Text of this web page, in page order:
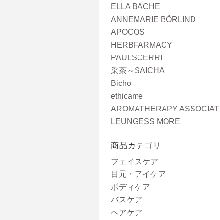
ELLA BACHE
ANNEMARIE BÖRLIND
APOCOS
HERBFARMACY
PAULSCERRI
采茶～SAICHA
Bicho
ethicame
AROMATHERAPY
LEUNGESS MORE
商品カテゴリ
フェイスケア
目元・アイケア
ボディケア
バスケア
ヘアケア